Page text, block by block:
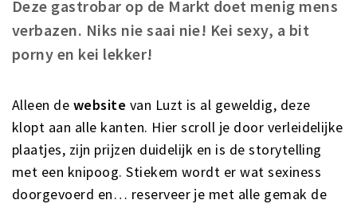
Deze gastrobar op de Markt doet menig mens
verbazen. Niks nie saai nie! Kei sexy, a bit
porny en kei lekker!
Alleen de website van Luzt is al geweldig, deze
klopt aan alle kanten. Hier scroll je door verleidelijke
plaatjes, zijn prijzen duidelijk en is de storytelling
met een knipoog. Stiekem wordt er wat sexiness
doorgevoerd en… reserveer je met alle gemak de